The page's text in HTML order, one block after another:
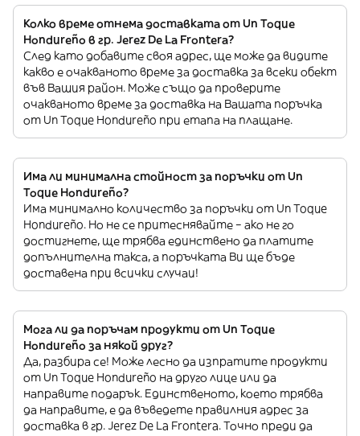
Колко време отнема доставката от Un Toque
Hondureño в гр. Jerez De La Frontera?
След като добавите своя адрес, ще може да видите
какво е очакваното време за доставка за всеки обект
във Вашия район. Може също да проверите
очакваното време за доставка на Вашата поръчка
от Un Toque Hondureño при етапа на плащане.
Има ли минимална стойност за поръчки от Un
Toque Hondureño?
Има минимално количество за поръчки от Un Toque
Hondureño. Но не се притеснявайте – ако не го
достигнете, ще трябва единствено да платите
допълнителна такса, а поръчката Ви ще бъде
доставена при всички случаи!
Мога ли да поръчам продукти от Un Toque
Hondureño за някой друг?
Да, разбира се! Може лесно да изпратите продукти
от Un Toque Hondureño на друго лице или да
направите подарък. Единственото, което трябва
да направите, е да въведете правилния адрес за
доставка в гр. Jerez De La Frontera. Точно преди да